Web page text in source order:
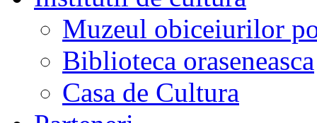
Muzeul obiceiurilor
Biblioteca oraseneasca
Casa de Cultura